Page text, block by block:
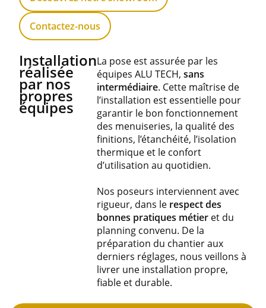
Contactez-nous
Installation
réalisée
par nos
propres
équipes
La pose est assurée par les
équipes ALU TECH, sans
intermédiaire. Cette maîtrise de
l’installation est essentielle pour
garantir le bon fonctionnement
des menuiseries, la qualité des
finitions, l’étanchéité, l’isolation
thermique et le confort
d’utilisation au quotidien.
Nos poseurs interviennent avec
rigueur, dans le respect des
bonnes pratiques métier et du
planning convenu. De la
préparation du chantier aux
derniers réglages, nous veillons à
livrer une installation propre,
fiable et durable.